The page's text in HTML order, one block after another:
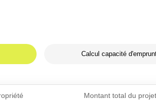
Calcul capacité